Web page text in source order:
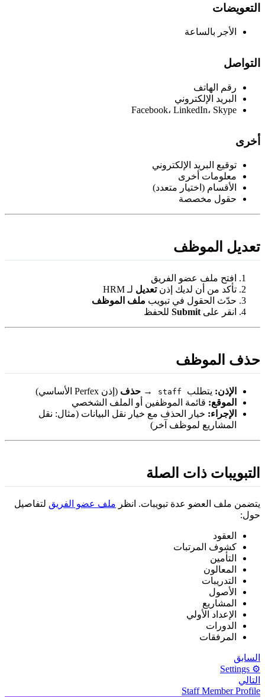
الأجر بالساعة
رقم الهاتف
البريد الإلكتروني
Facebook، LinkedIn، Skype
توقيع البريد الإلكتروني
معلومات أخرى
الأقسام (اختيار متعدد)
حقول مخصصة
الموظف
افتح ملف عضو الفريق
تأكد من أن لديك إذنتعديللـ HRM
حدّث الحقول في تبويبملف الموظف
انقر على Submitللحفظ
الموظف
الإذن:يتطلب staff
→حذف(إذن Perfex الأساسي)
الموقع:قائمة الموظفين أو الملف الشخصي
الإجراء: خيار الحذف مع خيار نقل البيانات (مثال: نقل
المشاريع لموظف آخر)
ذات الصلة
ملف العضو عدة تبويبات. انظرملف عضو الفريقلتفاصيل
العقود
كشوف المرتبات
التأمين
المعالون
التدريبات
الأصول
المشاريع
الإعداد الأولي
الدورات
المرفقات
⚙️
Staff Member